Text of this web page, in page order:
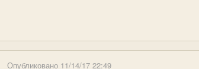
Опубликовано 11/14/17 22:49